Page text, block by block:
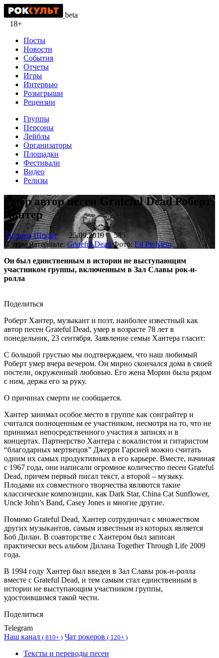
beta
18+
Посты
Новости
События
Отчеты
Игры
Интервью
Розыгрыши
Рецензии
Группы
Персоны
Лейблы
Организаторы
Площадки
Фестивали
Видео
Релизы
Умер автор песен Grateful Dead Роберт
Хантер
Полина Шпорт 25.09.2019
585
В этом материале: Grateful Dead Фото: Ed Perlstein
Он был единственным в истории не выступающим
участником группы, включенным в Зал Славы рок-н-
ролла
Поделиться
Роберт Хантер, музыкант и поэт, наиболее известный как
автор песен Grateful Dead, умер в возрасте 78 лет в
понедельник, 23 сентября. Заявление семьи Хантера гласит:
С большой грустью мы подтверждаем, что наш любимый
Роберт умер вчера вечером. Он мирно скончался дома в своей
постели, окруженный любовью. Его жена Морин была рядом
с ним, держа его за руку.
О причинах смерти не сообщается.
Хантер занимал особое место в группе как сонграйтер и
считался полноценным ее участником, несмотря на то, что не
принимал непосредственного участия в записях и в
концертах. Партнерство Хантера с вокалистом и гитаристом
“благодарных мертвецов” Джерри Гарсией можно считать
одним их самых продуктивных в его карьере. Вместе, начиная
с 1967 года, они написали огромное количество песен Grateful
Dead, причем первый писал текст, а второй – музыку.
Плодами их совместного творчества являются такие
классические композиции, как Dark Star, China Cat Sunflower,
Uncle John’s Band, Casey Jones и многие другие.
Помимо Grateful Dead, Хантер сотрудничал с множеством
других музыкантов, самым известным из которых является
Боб Дилан. В соавторстве с Хантером был записан
практически весь альбом Дилана Together Through Life 2009
года.
В 1994 году Хантер был введен в Зал Славы рок-н-ролла
вместе с Grateful Dead, и тем самым стал единственным в
истории не выступающим участником группы,
удостоившимся такой чести.
Поделиться
Telegram
Наш канал ( 810+ ) Чат рокеров ( 120+ )
Тексты и переводы песен